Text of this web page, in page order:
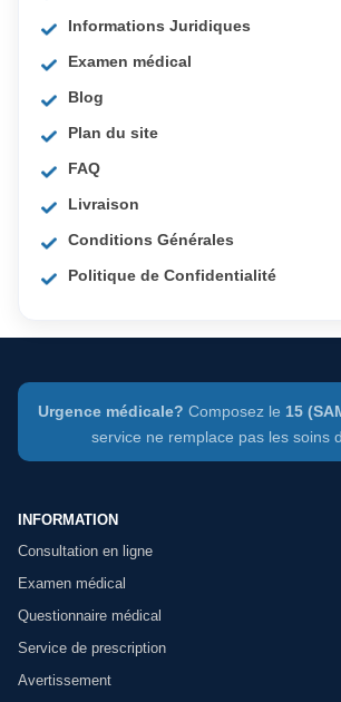
Informations Juridiques
Examen médical
Blog
Plan du site
FAQ
Livraison
Conditions Générales
Politique de Confidentialité
Urgence médicale? Composez le 15
service ne remplace pas les soins
INFORMATION
Consultation en ligne
Examen médical
Questionnaire médical
Service de prescription
Avertissement